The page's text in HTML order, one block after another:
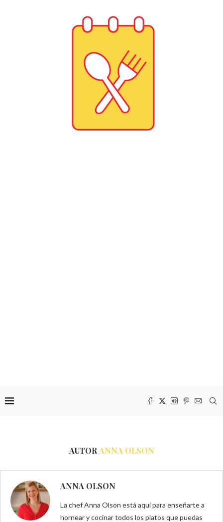
AUTOR ANNA OLSON
ANNA OLSON
La chef Anna Olson está aquí para enseñarte a
hornear y cocinar todos los platos que puedas